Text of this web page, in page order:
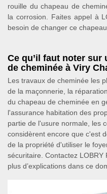
rouille du chapeau de
la corrosion. Faites appel à
besoin de changer ce chapeau.
Ce qu’il faut noter sur
de cheminée à Viry
Les travaux de cheminée les
de la maçonnerie, la
du chapeau de cheminée en
l'assurance habitation des
partie de l'usure normale, les
considèrent encore que c'est
de la propriété d'utiliser le
sécuritaire. Contactez
plus d’explications dans ce